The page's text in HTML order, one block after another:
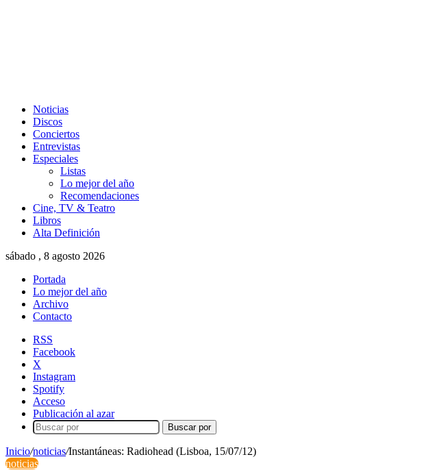
Noticias
Discos
Conciertos
Entrevistas
Especiales
Listas
Lo mejor del año
Recomendaciones
Cine, TV & Teatro
Libros
Alta Definición
sábado , 8 agosto 2026
Portada
Lo mejor del año
Archivo
Contacto
RSS
Facebook
X
Instagram
Spotify
Acceso
Publicación al azar
Buscar por
Inicio/noticias/Instantáneas: Radiohead (Lisboa, 15/07/12)
noticias